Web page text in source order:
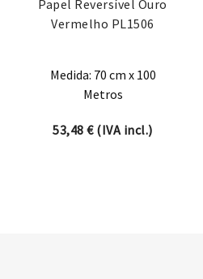
Papel Reversível Ouro
Vermelho PL1506
Medida: 70 cm x 100
Metros
53,48€(IVA incl.)